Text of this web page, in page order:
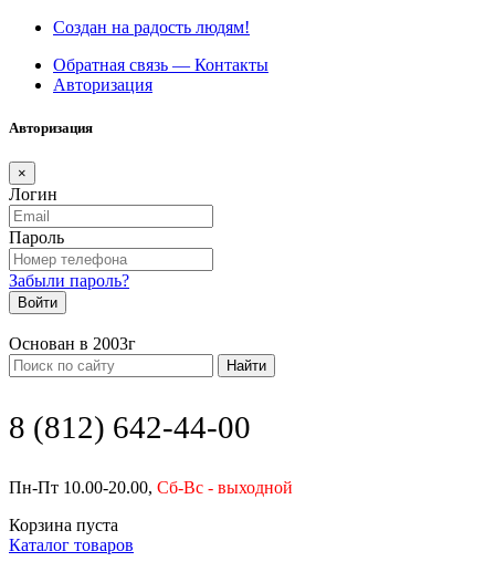
Создан на радость людям!
Обратная связь — Контакты
Авторизация
Авторизация
×
Логин
Пароль
Забыли пароль?
Войти
Основан в 2003г
Найти
8 (812) 642-44-00
Пн-Пт 10.00-20.00, Сб-Вс - выходной
Корзина пуста
Каталог товаров